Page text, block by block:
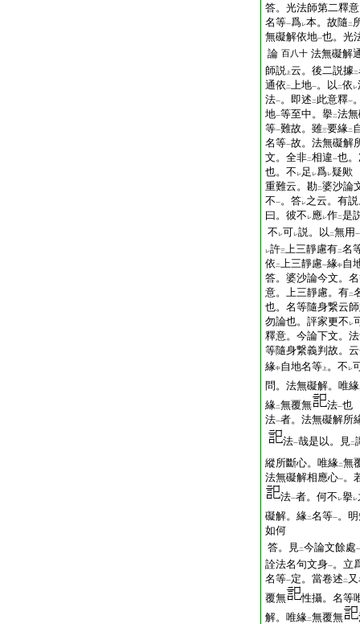
答。光法師第二釋
名等一爲レ本。故隨 二
無礙解依地一也。光
論 百八十 法無礙解
師説 上云。後二説據二
通依 二上地一。以 二依 レ
法一。即述 二 此意釋一
地一等至中。擧二法
等一難故。雖三要緣二
名等一故。法無礙解
文。全非二相違一也
也。不 レ足 レ爲レ疑歟
重難云。勘二婆沙論
不一。答レ之云。有
曰。彼不 レ應レ作二是
不 レ可レ説。以 二無用 一
レ許三上三靜慮有二名
依 二上三靜慮一緣中自
答。婆沙論今文。
意。上三靜慮。有二
也。名等隨身繋云
勿論也。評家更不 レ
釋意。今論下文。
等隨身繋義判故。云
緣中自地名等 上 。不 レ
問。法無礙解。唯緣
緣二無覆無 法一也
法一者。法無礙解所
法一哉是以。見二
縱所斷心。唯緣二無
法無礙解相應心一。
法一者。何不 レ擧レ
礙解。緣二名等一。
如何
答。見二今論文餘處一
詮法名句文身一。立
名等一定。當卷述 二
覆無
性攝。名等
解。唯緣二無覆無